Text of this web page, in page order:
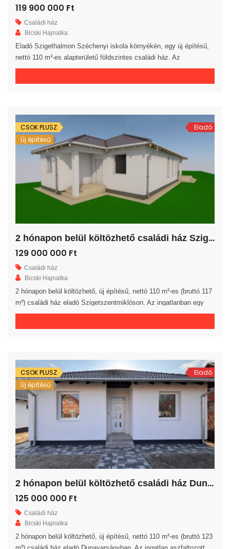
119 900 000 Ft
Családi ház
Bicski Hajnalka
Eladó Szigethalmon Széchenyi iskola környékén, egy új építésű,
nettó 110 m²-es alapterületű földszintes családi ház. Az
ingatlanban egy amerikai konyhás nappali, 4 hálószoba, egy
ingatlan 30-as […]
CSOK PLUSZ
Új építésű
Eladó
2
hónapon belül költözhető családi ház Szigetszentmiklóson!
129 000 000 Ft
Családi ház
Bicski Hajnalka
2 hónapon belül költözhető, új építésű, nettó 110 m²-es (bruttó 117
m²) családi ház eladó Szigetszentmiklóson. Az ingatlanban egy
előszoba, egy amerikai konyhás nappali, 4 hálószoba, egy
ellátott, térkövezett gépjármű […]
CSOK PLUSZ
Új építésű
Eladó
2
hónapon belül költözhető családi ház Dunavarsányban!
125 000 000 Ft
Családi ház
Bicski Hajnalka
2 hónapon belül költözhető, új építésű, nettó 110 m²-es (bruttó 123
m²) családi ház eladó Dunavarsányban. Az ingatlan aszfaltozott